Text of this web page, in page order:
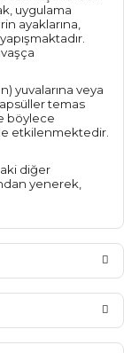
uygulama
ayaklarına,
yuvalarına veya
temas
böylece
etkilenmektedir.
diğer
yenerek,